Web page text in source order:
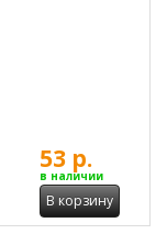
53 р.
в наличии
В корзину